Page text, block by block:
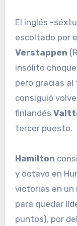
El inglés -
escoltado por
Verstappen
insólito
pero gracias al
consiguió
finlandés
tercer puesto.
Hamilton
y octavo en
victorias en un
para quedar
puntos), por